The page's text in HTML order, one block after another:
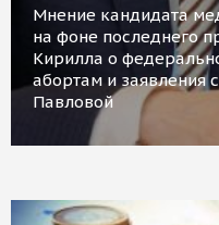
Мнение кандидата
на фоне последнего
Кирилла о
абортам и заявления
Павловой